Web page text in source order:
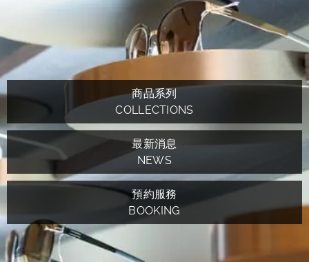
商品系列
COLLECTIONS
最新消息
NEWS
預約服務
BOOKING